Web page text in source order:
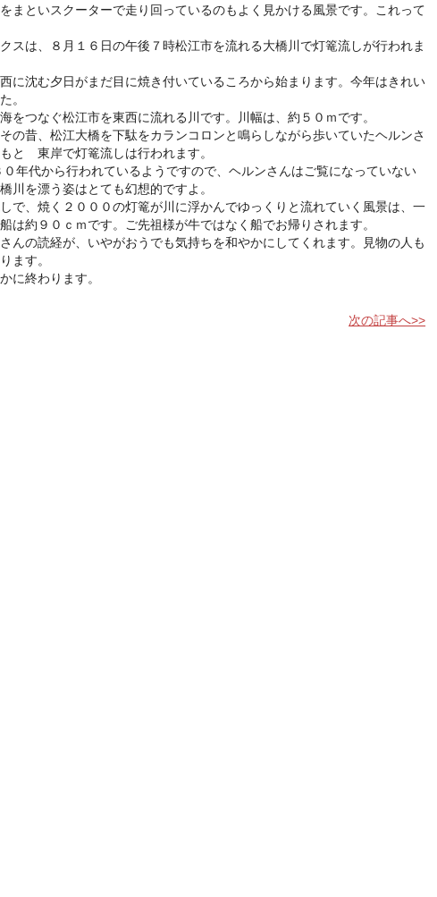
まといスクーターで走り回っているのもよく見かける風景です。これって
スは、８月１６日の午後７時松江市を流れる大橋川で灯篭流しが行われま
に沈む夕日がまだ目に焼き付いているころから始まります。今年はきれい
。
をつなぐ松江市を東西に流れる川です。川幅は、約５０ｍです。
の昔、松江大橋を下駄をカランコロンと鳴らしながら歩いていたヘルンさ
と 東岸で灯篭流しは行われます。
年代から行われているようですので、ヘルンさんはご覧になっていない
川を漂う姿はとても幻想的ですよ。
で、焼く２０００の灯篭が川に浮かんでゆっくりと流れていく風景は、一
は約９０ｃｍです。ご先祖様が牛ではなく船でお帰りされます。
んの読経が、いやがおうでも気持ちを和やかにしてくれます。見物の人も
ます。
に終わります。
次の記事へ>>